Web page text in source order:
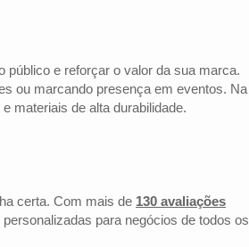
e reforçar o valor da sua marca.
ou marcando presença em eventos. Na
materiais de alta durabilidade.
certa. Com mais de 130 avaliações
para negócios de todos os